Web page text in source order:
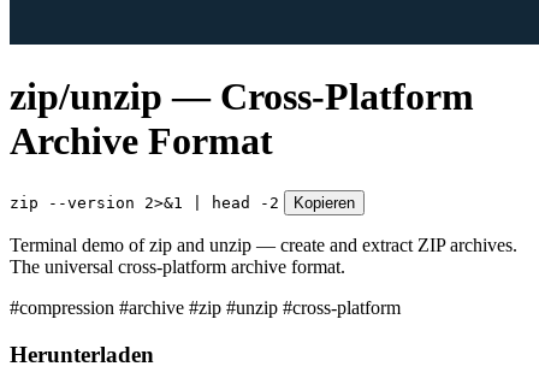
zip/unzip — Cross-Platform
Archive Format
zip --version 2>&1 | head -2 Kopieren
Terminal demo of zip and unzip — create and extract ZIP archives.
The universal cross-platform archive format.
#compression #archive #zip #unzip #cross-platform
Herunterladen